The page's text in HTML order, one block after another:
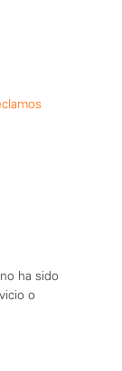
ha sido
o